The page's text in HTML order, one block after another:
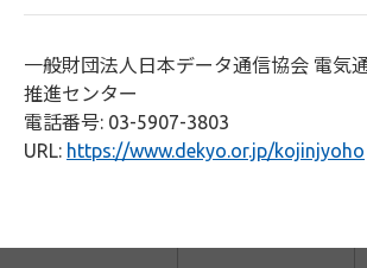
一般財団法人日本データ通信協会 電気
推進センター
電話番号: 03-5907-3803
URL: https://www.dekyo.or.jp/kojinjyoho